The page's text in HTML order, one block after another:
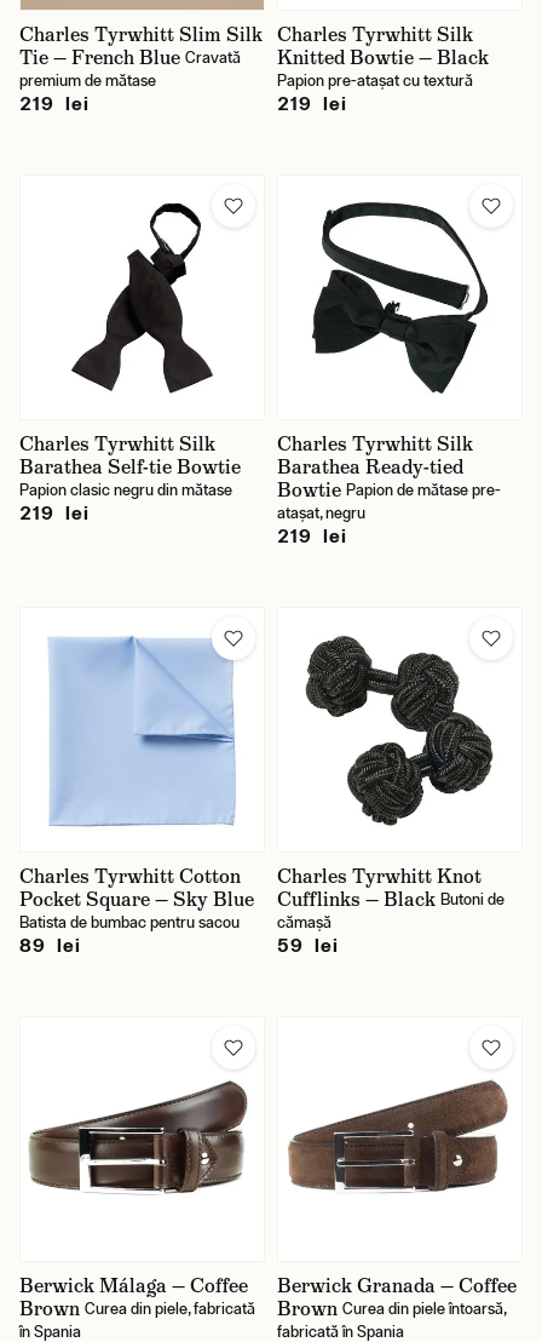
Preț
Charles Tyrwhitt Slim Silk
Tie — French Blue Cravată
premium de mătase
219 lei
Charles Tyrwhitt Silk
Knitted Bowtie — Black
Papion pre-atașat cu textură
219 lei
Charles Tyrwhitt Silk
Barathea Self-tie Bowtie
Papion clasic negru din mătase
219 lei
Charles Tyrwhitt Silk
Barathea Ready-tied
Bowtie Papion de mătase pre-
atașat, negru
219 lei
Charles Tyrwhitt Cotton
Pocket Square — Sky Blue
Batista de bumbac pentru sacou
89 lei
Charles Tyrwhitt Knot
Cufflinks — Black Butoni de
cămașă
59 lei
Berwick Málaga — Coffee
Brown Curea din piele, fabricată
în Spania
Berwick Granada — Coffee
Brown Curea din piele întoarsă,
fabricată în Spania